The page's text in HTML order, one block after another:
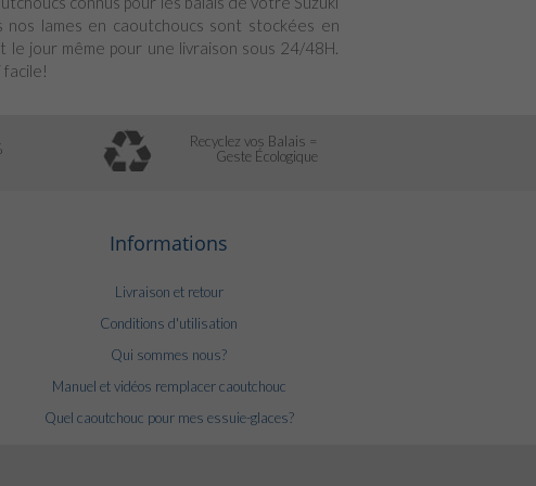
lames en caoutchoucs sont stockées en
le jour même pour une livraison sous 24/48H.
facile!
Recyclez vos Balais =
Geste Écologique
Informations
Livraison et retour
Conditions d'utilisation
Qui sommes nous?
Manuel et vidéos remplacer caoutchouc
Quel caoutchouc pour mes essuie-glaces?